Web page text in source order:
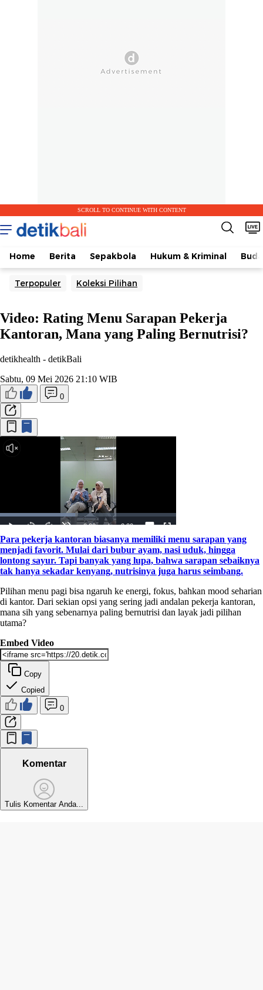
SCROLL TO CONTINUE WITH CONTENT
Home Berita Sepakbola Hukum & Kriminal
Terpopuler Koleksi Pilihan
Video: Rating Menu Sarapan Pekerja
Kantoran, Mana yang Paling Bernutrisi?
detikhealth - detikBali
Sabtu, 09 Mei 2026 21:10 WIB
0
Para pekerja kantoran biasanya memiliki menu sarapan yang
menjadi favorit. Mulai dari bubur ayam, nasi uduk, hingga
lontong sayur. Tapi banyak yang lupa, bahwa sarapan sebaiknya
tak hanya sekadar kenyang, nutrisinya juga harus seimbang.
Pilihan menu pagi bisa ngaruh ke energi, fokus, bahkan mood seharian
di kantor. Dari sekian opsi yang sering jadi andalan pekerja kantoran,
mana sih yang sebenarnya paling bernutrisi dan layak jadi pilihan
utama?
Embed Video
Copy
Copied
0
Komentar
Tulis Komentar Anda...